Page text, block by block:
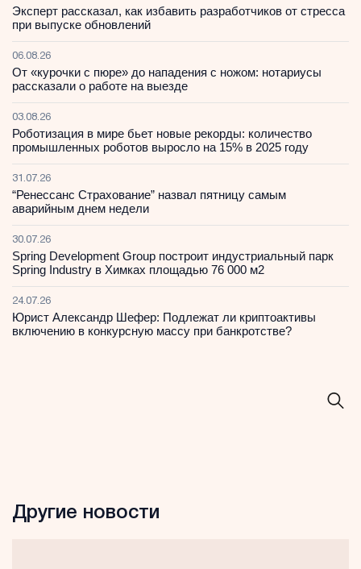
Эксперт рассказал, как избавить разработчиков от стресса
при выпуске обновлений
06.08.26
От «курочки с пюре» до нападения с ножом: нотариусы
рассказали о работе на выезде
03.08.26
Роботизация в мире бьет новые рекорды: количество
промышленных роботов выросло на 15% в 2025 году
31.07.26
“Ренессанс Страхование” назвал пятницу самым
аварийным днем недели
30.07.26
Spring Development Group построит индустриальный парк
Spring Industry в Химках площадью 76 000 м2
24.07.26
Юрист Александр Шефер: Подлежат ли криптоактивы
включению в конкурсную массу при банкротстве?
Другие новости